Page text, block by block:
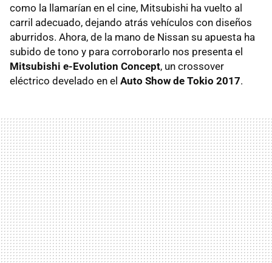
como la llamarían en el cine, Mitsubishi ha vuelto al
carril adecuado, dejando atrás vehículos con diseños
aburridos. Ahora, de la mano de Nissan su apuesta ha
subido de tono y para corroborarlo nos presenta el
Mitsubishi e-Evolution Concept, un crossover
eléctrico develado en el Auto Show de Tokio 2017.